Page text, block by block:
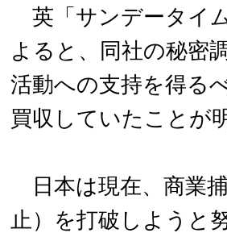
英「サンデータイ
よると、同社の秘密
活動への支持を得る
買収していたことが
日本は現在、商業
止）を打破しようと